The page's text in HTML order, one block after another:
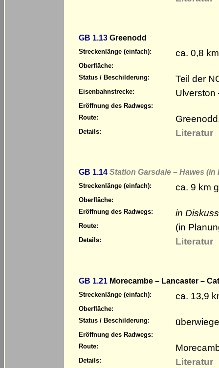
GB 1.13 Greenodd
Streckenlänge (einfach): ca. 0,8 km
Oberfläche:
Status / Beschilderung:
Teil der
Eisenbahnstrecke: Ulverston
Eröffnung des Radwegs:
Route:
Details: Literatur
GB 1.14 Station Garsdale – Hawes
Streckenlänge (einfach): ca. 9 km
Oberfläche:
Eröffnung des Radwegs:
in
Route: (in
Details: Literatur
GB 1.21 Morecambe – Lancaster –
Streckenlänge (einfach): ca. 13,9
Oberfläche:
Status / Beschilderung:
Eröffnung des Radwegs:
Route:
Details: Literatur